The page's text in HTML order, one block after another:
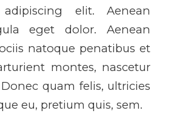
adipiscing elit. Aenean
eget dolor. Aenean
natoque penatibus et
montes, nascetur
quam felis, ultricies
eu, pretium quis, sem.